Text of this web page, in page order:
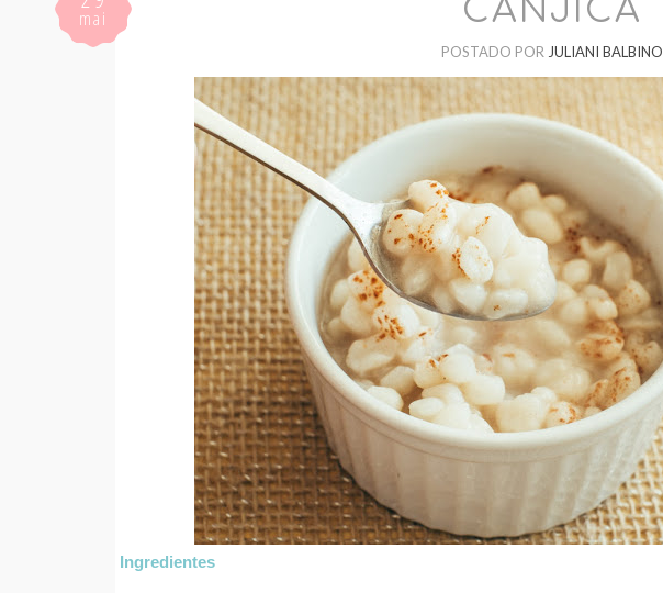
mai CANJICA
POSTADO POR JULIANI BALBINO
Ingredientes